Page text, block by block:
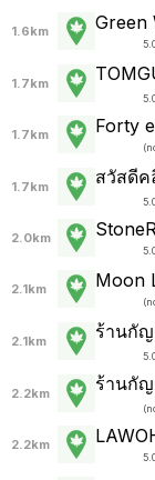
1.6km Green
1.7km
1.7km Forty
(
1.7km สวัสดีค
2.0km
2.1km Moon
(
2.1km ร้านกั
2.2km ร้านกั
(
2.2km